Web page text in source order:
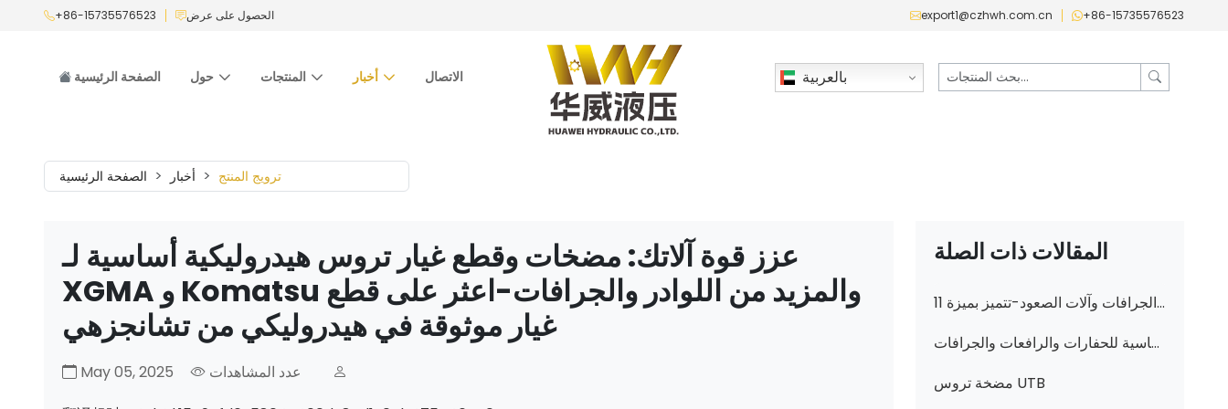
+86-15735576523 الحصول على عرض export1@czhwh.com.cn +86-15735576523
الصفحة الرئيسية حول المنتجات أخبار الاتصال بالعربية
الصفحة الرئيسية أخبار ترويج المنتج
عزز قوة آلاتك: مضخات وقطع غيار تروس هيدروليكية أساسية لـ
XGMA و Komatsu والمزيد من اللوادر والجرافات-اعثر على قطع
غيار موثوقة في هيدروليكي من تشانجزهي
May 05, 2025
عدد المشاهدات
المقالات ذات الصلة
مضخات وقطع غيار التروس الهيدروليكية الأساسية لآلات البناء: أعلى جودة للرافعات والجرافات وآلات الصعود-تتميز بميزة 11C0026 و 705-14-41040 و 7S4629 والمزيد من شركة تشانجي وهواوي
تعزيز الأداء مع تروس هيدروليكية عالية الجودة ومضخات تنظيف: الأجزاء الأساسية للحفارات والرافعات والجرافات (بما في ذلك 705-24-29090 و 3P7958 و 241-8693 والمزيد)
مضخة تروس UTB